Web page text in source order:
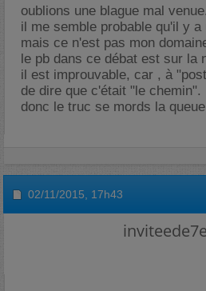
oublions une blague mal venue.
il me semble probable qu'il y a
mais ce n'est pas mon
le pb dans ce débat est sur la
il est improuvable, car , à
de dire que c'était "le chemin".
donc le truc se mords la
02/11/2015, 17h43